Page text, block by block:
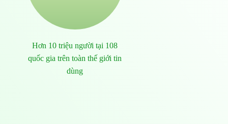
Hơn 10 triệu người tại 108
quốc gia trên toàn thế giới tin
dùng